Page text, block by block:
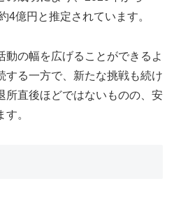
4億円と推定されています。
動の幅を広げることができるよ
する一方で、新たな挑戦も続け
所直後ほどではないものの、安
。